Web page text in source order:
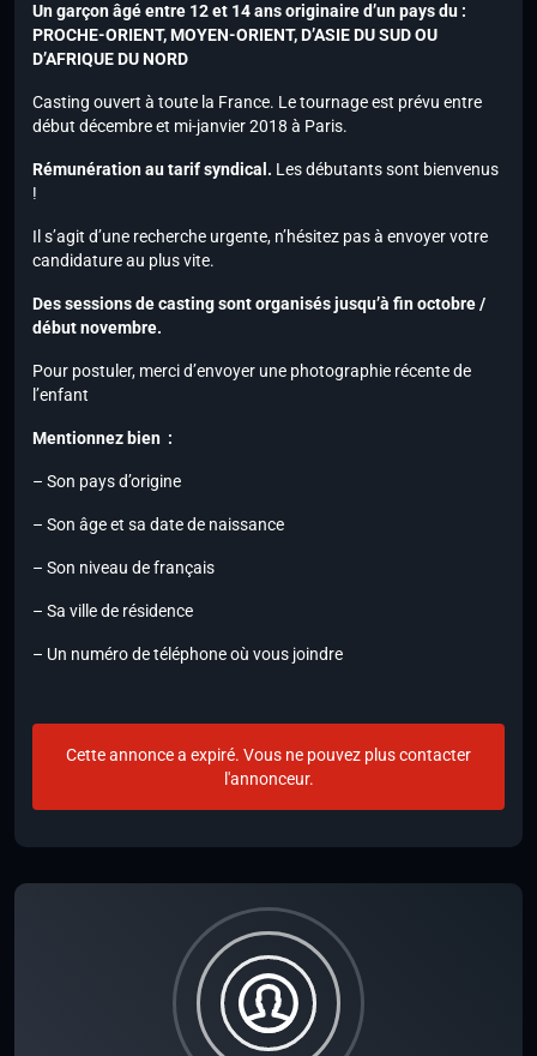
Un garçon âgé entre 12 et 14 ans originaire d’un pays du :
PROCHE-ORIENT, MOYEN-ORIENT, D’ASIE DU SUD OU
D’AFRIQUE DU NORD
Casting ouvert à toute la France. Le tournage est prévu entre
début décembre et mi-janvier 2018 à Paris.
Rémunération au tarif syndical. Les débutants sont bienvenus
!
Il s’agit d’une recherche urgente, n’hésitez pas à envoyer votre
candidature au plus vite.
Des sessions de casting sont organisés jusqu’à fin octobre /
début novembre.
Pour postuler, merci d’envoyer une photographie récente de
l’enfant
Mentionnez bien :
– Son pays d’origine
– Son âge et sa date de naissance
– Son niveau de français
– Sa ville de résidence
– Un numéro de téléphone où vous joindre
Cette annonce a expiré. Vous ne pouvez plus contacter
l'annonceur.